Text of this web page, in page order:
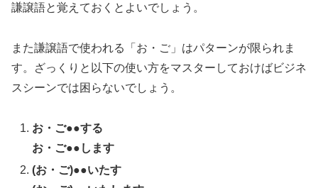
謙譲語と覚えておくとよいでしょう。
また謙譲語で使われる「お・ご」はパターンが限られま
す。ざっくりと以下の使い方をマスターしておけばビジネ
スシーンでは困らないでしょう。
お・ご●●する
お・ご●●します
(お・ご)●●いたす